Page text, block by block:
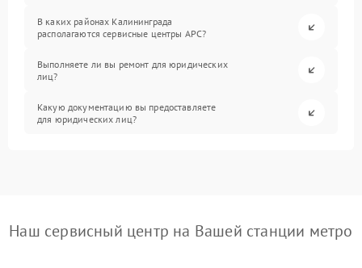
В каких районах Калининграда
располагаются сервисные центры APC?
Выполняете ли вы ремонт для юридических
лиц?
Какую документацию вы предоставляете
для юридических лиц?
Наш сервисный центр на Вашей станции метро